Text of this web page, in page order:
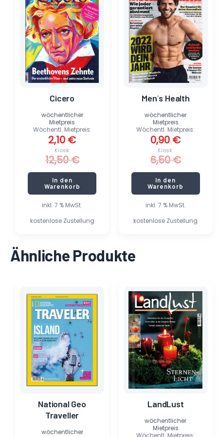
inkl. 7 % MwSt.
kostenlose Zustellung
Cicero
Kiosk:
12,50€
12,50 €
Wöchentl. Mietpreis:
2,10 €
2,10 €.
wöchentlicher
Mietpreis
In den
Warenkorb
inkl. 7 % MwSt.
kostenlose Zustellung
Men´s Health
Kiosk:
6,50€
6,50 €
Wöchentl. Mietpreis:
0,90 €
0,90 €.
wöchentlicher
Mietpreis
In den
Warenkorb
Ähnliche Produkte
National Geo
Traveller
Preis
war:
7,80 €
Preis
ist:
0,65 €.
wöchentlicher
LandLust
Preis
war:
5,20 €
Wöchentl. Mietpreis:
Preis
ist:
0,45 €.
wöchentlicher
Mietpreis